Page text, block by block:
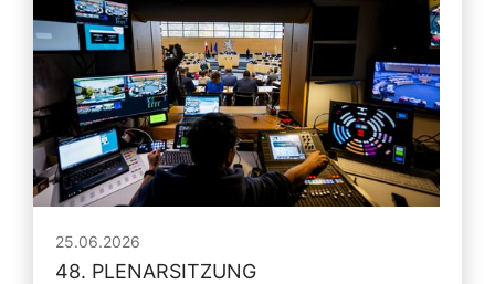
25.06.2026
48. PLENARSITZUNG